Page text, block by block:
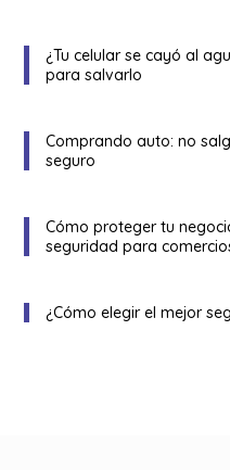
¿Tu celular se cayó al
para salvarlo
Comprando auto: no
seguro
Cómo proteger tu
seguridad para
¿Cómo elegir el mejor